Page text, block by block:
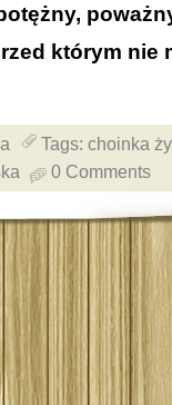
którym nie
Tags: choinka
0 Comments